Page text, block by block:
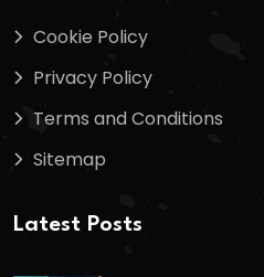
Cookie Policy
Privacy Policy
Terms and Conditions
Sitemap
Latest Posts